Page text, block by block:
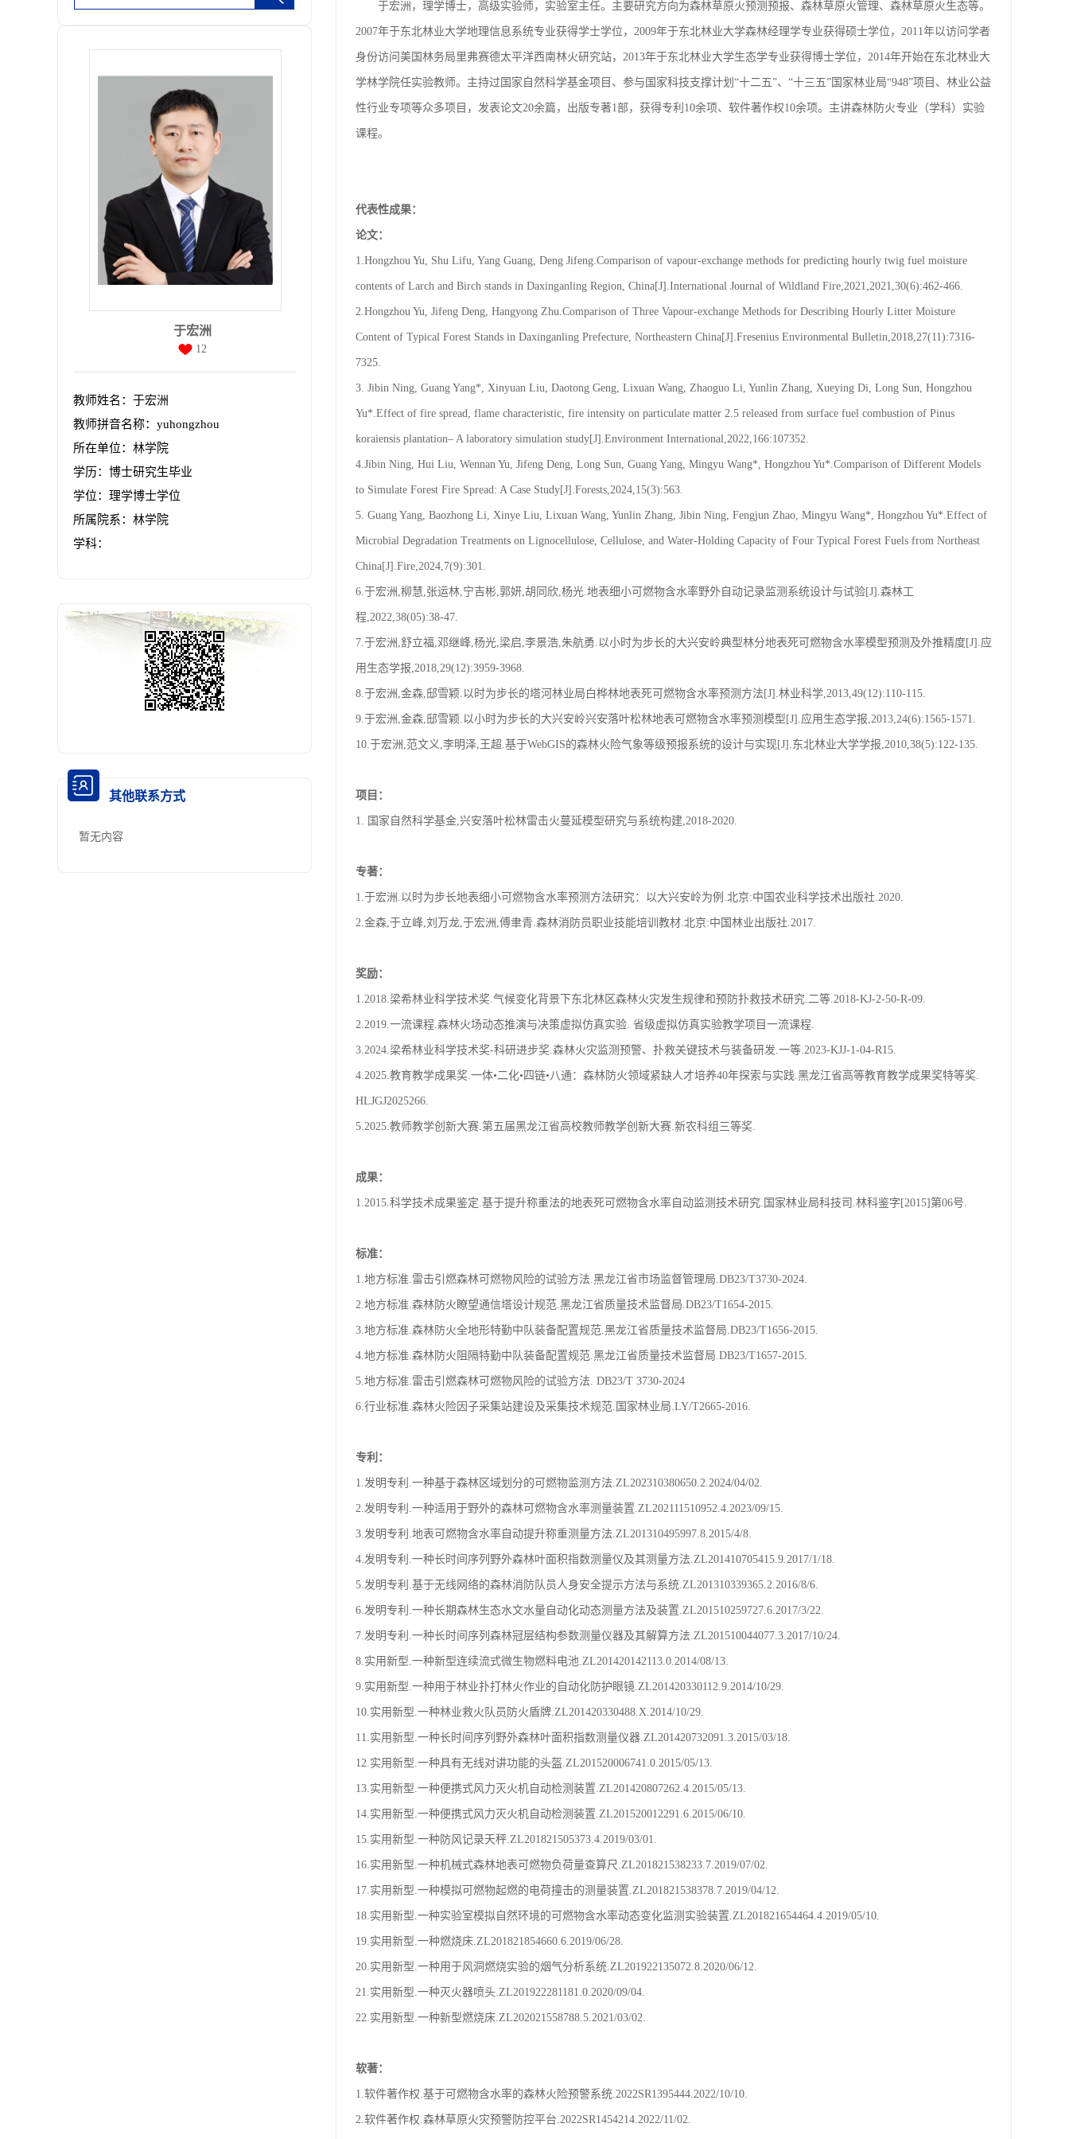
于宏洲
12
教师姓名：于宏洲
教师拼音名称：yuhongzhou
所在单位：林学院
学历：博士研究生毕业
学位：理学博士学位
所属院系：林学院
学科：
其他联系方式
暂无内容
于宏洲，理学博士，高级实验师，实验室主任。主要研究方向为森林草原火预测预报、森林草原火管理、森林草原火生态等。
2007年于东北林业大学地理信息系统专业获得学士学位，2009年于东北林业大学森林经理学专业获得硕士学位，2011年以访问学者
身份访问美国林务局里弗赛德太平洋西南林火研究站，2013年于东北林业大学生态学专业获得博士学位，2014年开始在东北林业大
学林学院任实验教师。主持过国家自然科学基金项目、参与国家科技支撑计划“十二五”、“十三五”国家林业局“948”项目、林业公益
性行业专项等众多项目，发表论文20余篇，出版专著1部，获得专利10余项、软件著作权10余项。主讲森林防火专业（学科）实验
课程。
代表性成果：
论文：
1.Hongzhou Yu, Shu Lifu, Yang Guang, Deng Jifeng.Comparison of vapour-exchange methods for predicting hourly twig fuel moisture
contents of Larch and Birch stands in Daxinganling Region, China[J].International Journal of Wildland Fire,2021,2021,30(6):462-466.
2.Hongzhou Yu, Jifeng Deng, Hangyong Zhu.Comparison of Three Vapour-exchange Methods for Describing Hourly Litter Moisture
Content of Typical Forest Stands in Daxinganling Prefecture, Northeastern China[J].Fresenius Environmental Bulletin,2018,27(11):7316-
7325.
3. Jibin Ning, Guang Yang*, Xinyuan Liu, Daotong Geng, Lixuan Wang, Zhaoguo Li, Yunlin Zhang, Xueying Di, Long Sun, Hongzhou
Yu*.Effect of fire spread, flame characteristic, fire intensity on particulate matter 2.5 released from surface fuel combustion of Pinus
koraiensis plantation– A laboratory simulation study[J].Environment International,2022,166:107352.
4.Jibin Ning, Hui Liu, Wennan Yu, Jifeng Deng, Long Sun, Guang Yang, Mingyu Wang*, Hongzhou Yu*.Comparison of Different Models
to Simulate Forest Fire Spread: A Case Study[J].Forests,2024,15(3):563.
5. Guang Yang, Baozhong Li, Xinye Liu, Lixuan Wang, Yunlin Zhang, Jibin Ning, Fengjun Zhao, Mingyu Wang*, Hongzhou Yu*.Effect of
Microbial Degradation Treatments on Lignocellulose, Cellulose, and Water-Holding Capacity of Four Typical Forest Fuels from Northeast
China[J].Fire,2024,7(9):301.
6.于宏洲,柳慧,张运林,宁吉彬,郭妍,胡同欣,杨光.地表细小可燃物含水率野外自动记录监测系统设计与试验[J].森林工
程,2022,38(05):38-47.
7.于宏洲,舒立福,邓继峰,杨光,梁启,李景浩,朱航勇.以小时为步长的大兴安岭典型林分地表死可燃物含水率模型预测及外推精度[J].应
用生态学报,2018,29(12):3959-3968.
8.于宏洲,金森,邸雪颖.以时为步长的塔河林业局白桦林地表死可燃物含水率预测方法[J].林业科学,2013,49(12):110-115.
9.于宏洲,金森,邸雪颖.以小时为步长的大兴安岭兴安落叶松林地表可燃物含水率预测模型[J].应用生态学报,2013,24(6):1565-1571.
10.于宏洲,范文义,李明泽,王超.基于WebGIS的森林火险气象等级预报系统的设计与实现[J].东北林业大学学报,2010,38(5):122-135.
项目：
1. 国家自然科学基金,兴安落叶松林雷击火蔓延模型研究与系统构建,2018-2020.
专著：
1.于宏洲.以时为步长地表细小可燃物含水率预测方法研究：以大兴安岭为例.北京:中国农业科学技术出版社.2020.
2.金森,于立峰,刘万龙,于宏洲,傅聿青.森林消防员职业技能培训教材.北京:中国林业出版社.2017.
奖励：
1.2018.梁希林业科学技术奖.气候变化背景下东北林区森林火灾发生规律和预防扑救技术研究.二等.2018-KJ-2-50-R-09.
2.2019.一流课程.森林火场动态推演与决策虚拟仿真实验. 省级虚拟仿真实验教学项目一流课程.
3.2024.梁希林业科学技术奖-科研进步奖.森林火灾监测预警、扑救关键技术与装备研发.一等.2023-KJJ-1-04-R15.
4.2025.教育教学成果奖.一体•二化•四链•八通：森林防火领域紧缺人才培养40年探索与实践.黑龙江省高等教育教学成果奖特等奖.
HLJGJ2025266.
5.2025.教师教学创新大赛.第五届黑龙江省高校教师教学创新大赛.新农科组三等奖.
成果：
1.2015.科学技术成果鉴定.基于提升称重法的地表死可燃物含水率自动监测技术研究.国家林业局科技司.林科鉴字[2015]第06号.
标准：
1.地方标准.雷击引燃森林可燃物风险的试验方法.黑龙江省市场监督管理局.DB23/T3730-2024.
2.地方标准.森林防火瞭望通信塔设计规范.黑龙江省质量技术监督局.DB23/T1654-2015.
3.地方标准.森林防火全地形特勤中队装备配置规范.黑龙江省质量技术监督局.DB23/T1656-2015.
4.地方标准.森林防火阻隔特勤中队装备配置规范.黑龙江省质量技术监督局.DB23/T1657-2015.
5.地方标准.雷击引燃森林可燃物风险的试验方法. DB23/T 3730-2024
6.行业标准.森林火险因子采集站建设及采集技术规范.国家林业局.LY/T2665-2016.
专利：
1.发明专利.一种基于森林区域划分的可燃物监测方法.ZL202310380650.2.2024/04/02.
2.发明专利.一种适用于野外的森林可燃物含水率测量装置.ZL202111510952.4.2023/09/15.
3.发明专利.地表可燃物含水率自动提升称重测量方法.ZL201310495997.8.2015/4/8.
4.发明专利.一种长时间序列野外森林叶面积指数测量仪及其测量方法.ZL201410705415.9.2017/1/18.
5.发明专利.基于无线网络的森林消防队员人身安全提示方法与系统.ZL201310339365.2.2016/8/6.
6.发明专利.一种长期森林生态水文水量自动化动态测量方法及装置.ZL201510259727.6.2017/3/22.
7.发明专利.一种长时间序列森林冠层结构参数测量仪器及其解算方法.ZL201510044077.3.2017/10/24.
8.实用新型.一种新型连续流式微生物燃料电池.ZL201420142113.0.2014/08/13.
9.实用新型.一种用于林业扑打林火作业的自动化防护眼镜.ZL201420330112.9.2014/10/29.
10.实用新型.一种林业救火队员防火盾牌.ZL201420330488.X.2014/10/29.
11.实用新型.一种长时间序列野外森林叶面积指数测量仪器.ZL201420732091.3.2015/03/18.
12.实用新型.一种具有无线对讲功能的头盔.ZL201520006741.0.2015/05/13.
13.实用新型.一种便携式风力灭火机自动检测装置.ZL201420807262.4.2015/05/13.
14.实用新型.一种便携式风力灭火机自动检测装置.ZL201520012291.6.2015/06/10.
15.实用新型.一种防风记录天秤.ZL201821505373.4.2019/03/01.
16.实用新型.一种机械式森林地表可燃物负荷量查算尺.ZL201821538233.7.2019/07/02.
17.实用新型.一种模拟可燃物起燃的电荷撞击的测量装置.ZL201821538378.7.2019/04/12.
18.实用新型.一种实验室模拟自然环境的可燃物含水率动态变化监测实验装置.ZL201821654464.4.2019/05/10.
19.实用新型.一种燃烧床.ZL201821854660.6.2019/06/28.
20.实用新型.一种用于风洞燃烧实验的烟气分析系统.ZL201922135072.8.2020/06/12.
21.实用新型.一种灭火器喷头.ZL201922281181.0.2020/09/04.
22.实用新型.一种新型燃烧床.ZL202021558788.5.2021/03/02.
软著：
1.软件著作权.基于可燃物含水率的森林火险预警系统.2022SR1395444.2022/10/10.
2.软件著作权.森林草原火灾预警防控平台.2022SR1454214.2022/11/02.